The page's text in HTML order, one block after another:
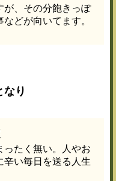
が、その分飽きっぽ
どが向いてます。
り
ったく無い。人やお
い毎日を送る人生